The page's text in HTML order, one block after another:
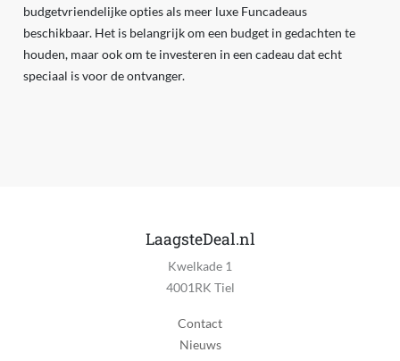
budgetvriendelijke opties als meer luxe Funcadeaus
beschikbaar. Het is belangrijk om een budget in gedachten te
houden, maar ook om te investeren in een cadeau dat echt
speciaal is voor de ontvanger.
LaagsteDeal.nl
Kwelkade 1
4001RK Tiel
Contact
Nieuws